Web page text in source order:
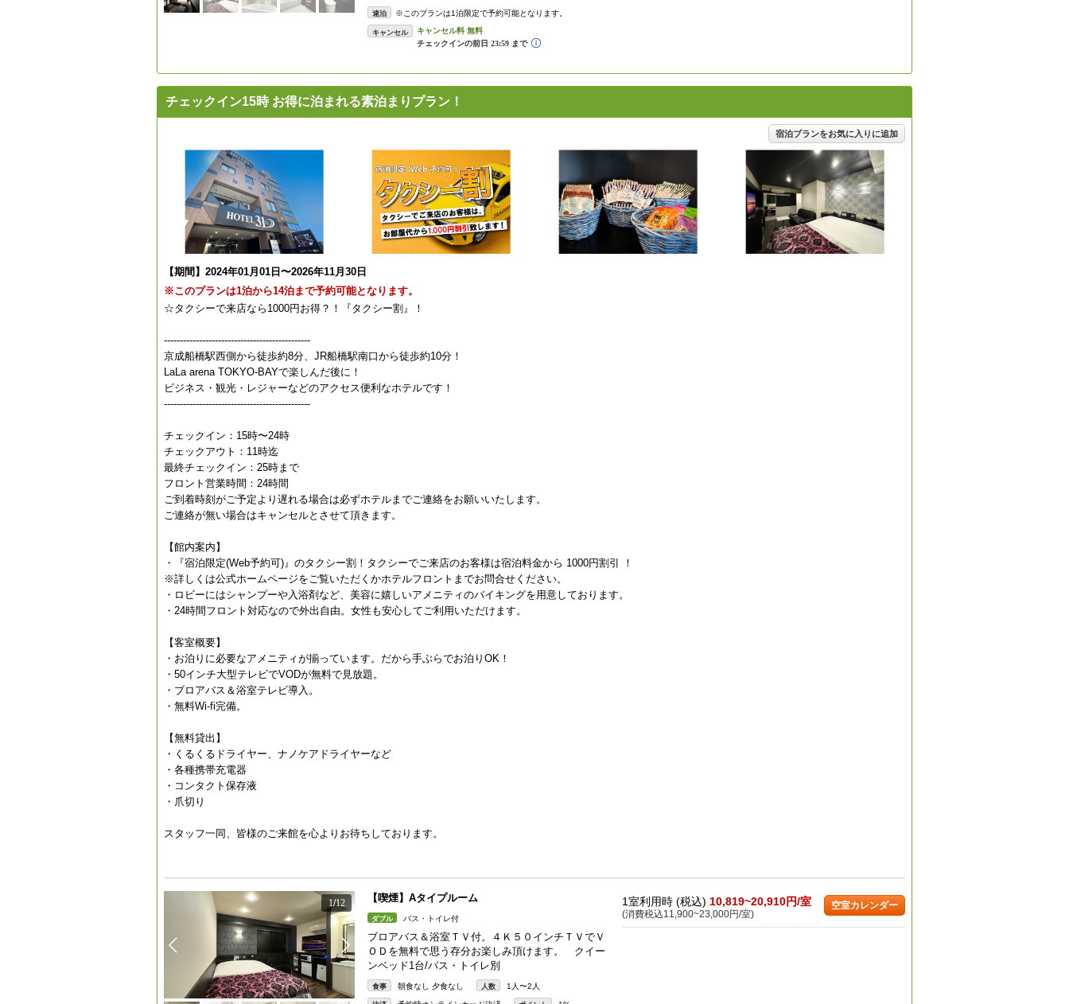
連泊 ※このプランは1泊限定で予約可能となります。
キャンセル
チェックイン15時 お得に泊まれる素泊まりプラン！
宿泊プランをお気に入りに追加
【期間】2024年01月01日〜2026年11月30日
※このプランは1泊から14泊まで予約可能となります。
☆タクシーで来店なら1000円お得？！『タクシー割』！
----------------------------------------------
京成船橋駅西側から徒歩約8分、JR船橋駅南口から徒歩約10分！
LaLa arena TOKYO-BAYで楽しんだ後に！
ビジネス・観光・レジャーなどのアクセス便利なホテルです！
----------------------------------------------
チェックイン：15時〜24時
チェックアウト：11時迄
最終チェックイン：25時まで
フロント営業時間：24時間
ご到着時刻がご予定より遅れる場合は必ずホテルまでご連絡をお願いいたします。
ご連絡が無い場合はキャンセルとさせて頂きます。
【館内案内】
・『宿泊限定(Web予約可)』のタクシー割！タクシーでご来店のお客様は宿泊料金から 1000円割引 ！
※詳しくは公式ホームページをご覧いただくかホテルフロントまでお問合せください。
・ロビーにはシャンプーや入浴剤など、美容に嬉しいアメニティのバイキングを用意しております。
・24時間フロント対応なので外出自由。女性も安心してご利用いただけます。
【客室概要】
・お泊りに必要なアメニティが揃っています。だから手ぶらでお泊りOK！
・50インチ大型テレビでVODが無料で見放題。
・ブロアバス＆浴室テレビ導入。
・無料Wi-fi完備。
【無料貸出】
・くるくるドライヤー、ナノケアドライヤーなど
・各種携帯充電器
・コンタクト保存液
・爪切り
スタッフ一同、皆様のご来館を心よりお待ちしております。
1/12 【喫煙】Aタイプルーム
ダブル バス・トイレ付
ブロアバス＆浴室ＴＶ付。４Ｋ５０インチＴＶでＶ
ＯＤを無料で思う存分お楽しみ頂けます。 クイー
ンベッド1台/バス・トイレ別
食事 朝食なし 夕食なし 人数 1人〜2人
1室利用時 (税込) 10,819~20,910円/室
(消費税込11,900~23,000円/室)
空室カレンダー